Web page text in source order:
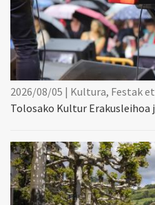
2026/08/05 | Kultura, Festak
Tolosako Kultur Erakusleihoa